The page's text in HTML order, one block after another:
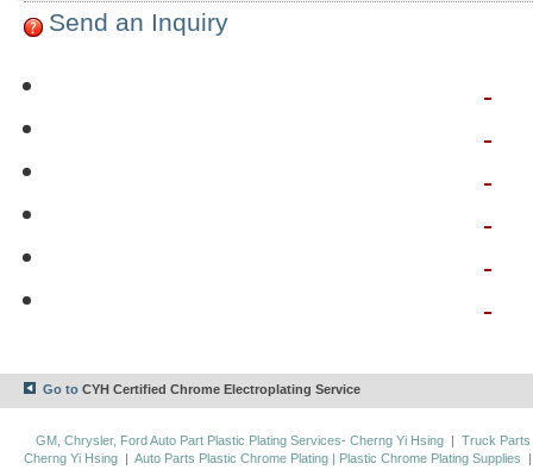
Send an Inquiry
Go to CYH Certified Chrome Electroplating Service
GM, Chrysler, Ford Auto Part Plastic Plating Services- Cherng Yi Hsing | Truck Parts
Cherng Yi Hsing |Auto Parts Plastic Chrome Plating | Plastic Chrome Plating Supplies